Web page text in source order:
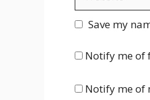
Save my
Notify me of
Notify me of